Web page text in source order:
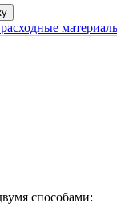
способами: